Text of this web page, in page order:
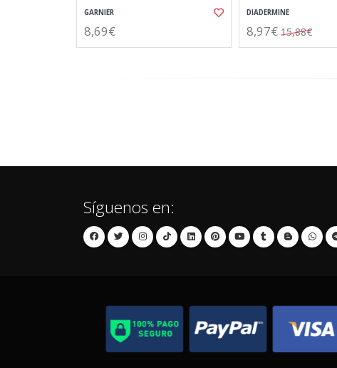
GARNIER
8,69€
DIADERMINE
8,97€ 15,88€
Síguenos en: